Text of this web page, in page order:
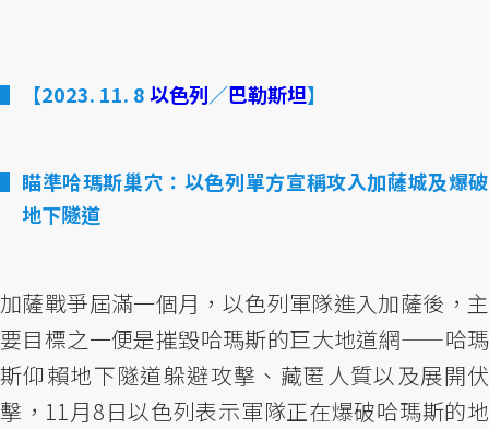
【2023. 11. 8以色列／巴勒斯坦】
瞄準哈瑪斯巢穴：以色列單方宣稱攻入加薩城及爆破
地下隧道
加薩戰爭屆滿一個月，以色列軍隊進入加薩後，主
要目標之一便是摧毀哈瑪斯的巨大地道網——哈瑪
斯仰賴地下隧道躲避攻擊、藏匿人質以及展開伏
擊，11月8日以色列表示軍隊正在爆破哈瑪斯的地